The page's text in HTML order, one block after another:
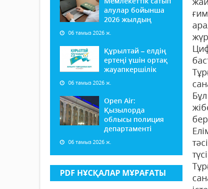
алулар бойынша
2026 жылдың
06 тамыз 2026 ж.
Құрылтай – елдің
ертеңі үшін ортақ
жауапкершілік
06 тамыз 2026 ж.
Open Air:
Қызылорда
облысы полиция
департаменті
06 тамыз 2026 ж.
PDF НҰСҚАЛАР МҰРАҒАТЫ